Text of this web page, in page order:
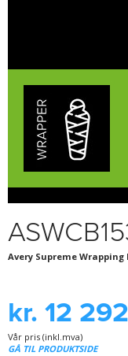
Avery Supreme Wrapping
kr. 12
Vår pris (inkl.mva)
GÅ TIL PRODUKTSIDE